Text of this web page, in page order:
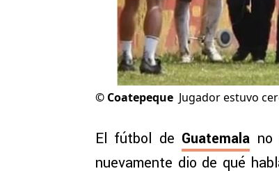
© Coatepeque Jugador estuvo
El fútbol de Guatemala no
nuevamente dio de qué